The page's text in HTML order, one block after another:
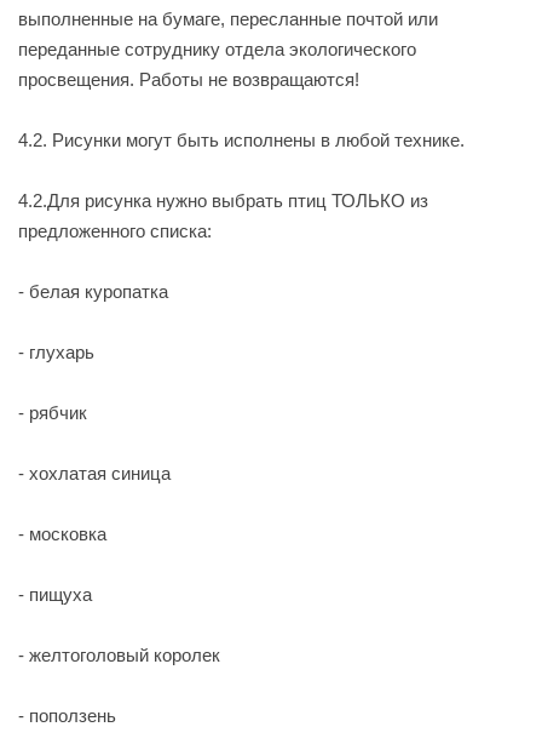
выполненные на бумаге, пересланные почтой или
переданные сотруднику отдела экологического
просвещения. Работы не возвращаются!
4.2. Рисунки могут быть исполнены в любой технике.
4.2.Для рисунка нужно выбрать птиц ТОЛЬКО из
предложенного списка:
- белая куропатка
- глухарь
- рябчик
- хохлатая синица
- московка
- пищуха
- желтоголовый королек
- поползень